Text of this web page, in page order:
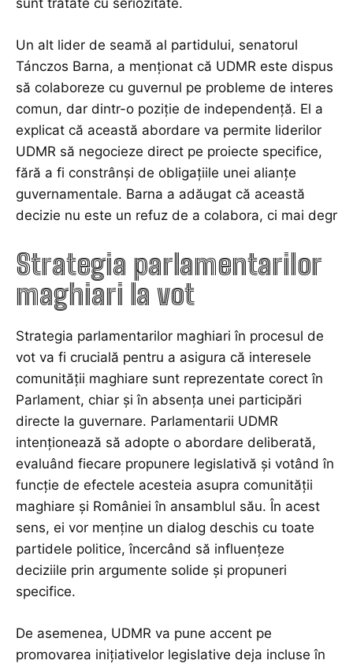
sunt tratate cu seriozitate.
Un alt lider de seamă al partidului, senatorul
Tánczos Barna, a menționat că UDMR este dispus
să colaboreze cu guvernul pe probleme de interes
comun, dar dintr-o poziție de independență. El a
explicat că această abordare va permite liderilor
UDMR să negocieze direct pe proiecte specifice,
fără a fi constrânși de obligațiile unei alianțe
guvernamentale. Barna a adăugat că această
decizie nu este un refuz de a colabora, ci mai degr
Strategia parlamentarilor
maghiari la vot
Strategia parlamentarilor maghiari în procesul de
vot va fi crucială pentru a asigura că interesele
comunității maghiare sunt reprezentate corect în
Parlament, chiar și în absența unei participări
directe la guvernare. Parlamentarii UDMR
intenționează să adopte o abordare deliberată,
evaluând fiecare propunere legislativă și votând în
funcție de efectele acesteia asupra comunității
maghiare și României în ansamblul său. În acest
sens, ei vor menține un dialog deschis cu toate
partidele politice, încercând să influențeze
deciziile prin argumente solide și propuneri
specifice.
De asemenea, UDMR va pune accent pe
promovarea inițiativelor legislative deja incluse în